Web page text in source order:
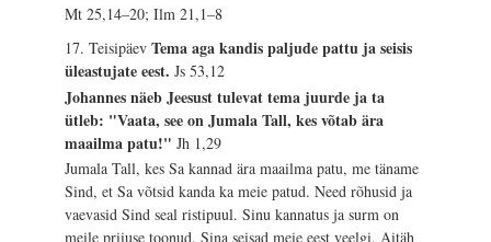
Mt 25,14–20; Ilm 21,1–8
17. TeisipäevTema aga kandis paljude pattu ja seisis
üleastujate eest.Js 53,12
Johannes näeb Jeesust tulevat tema juurde ja ta
ütleb: "Vaata, see on Jumala Tall, kes võtab ära
maailma patu!"Jh 1,29
Jumala Tall, kes Sa kannad ära maailma patu, me täname
Sind, et Sa võtsid kanda ka meie patud. Need rõhusid ja
vaevasid Sind seal ristipuul. Sinu kannatus ja surm on
meile priiuse toonud. Sina seisad meie eest veelgi. Aitäh